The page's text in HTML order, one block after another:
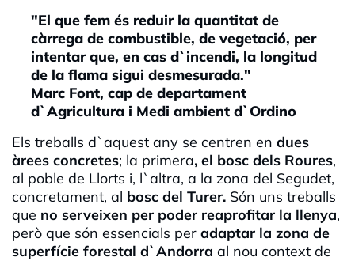
"El que fem és reduir la quantitat de
càrrega de combustible, de vegetació, per
intentar que, en cas d`incendi, la longitud
de la flama sigui desmesurada."
Marc Font, cap de departament
d`Agricultura i Medi ambient d`Ordino
Els treballs d`aquest any se centren en dues
àrees concretes; la primera, el bosc dels Roures,
al poble de Llorts i, l`altra, a la zona del Segudet,
concretament, al bosc del Turer. Són uns treballs
que no serveixen per poder reaprofitar la llenya,
però que són essencials per adaptar la zona de
superfície forestal d`Andorra al nou context de